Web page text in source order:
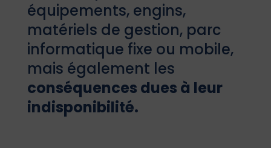
équipements, engins,
matériels de gestion, parc
informatique fixe ou mobile,
mais également les
conséquences dues à leur
indisponibilité.